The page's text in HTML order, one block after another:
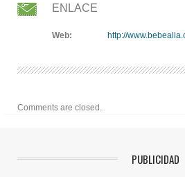
ENLACE
Web: http://
Comments are closed.
PUBLICIDAD